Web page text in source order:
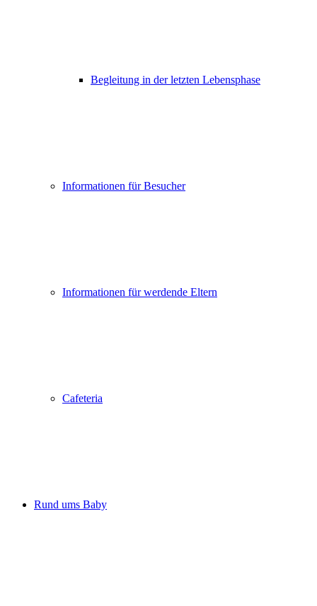
Begleitung in der letzten Lebensphase
Informationen für Besucher
Informationen für werdende Eltern
Cafeteria
Rund ums Baby